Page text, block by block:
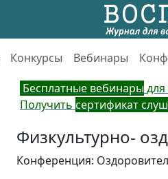
Конкурсы Вебинары
Бесплатные вебинарыдля
Получить сертификат
Физкультурно-
Конференция: